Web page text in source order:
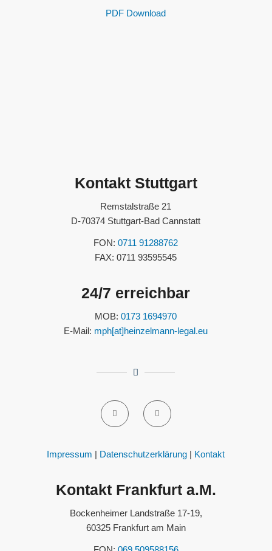
PDF Download
Kontakt Stuttgart
Remstalstraße 21
D-70374 Stuttgart-Bad Cannstatt
FON:0711 91288762
FAX: 0711 93595545
24/7 erreichbar
MOB:0173 1694970
E-Mail: mph[at]heinzelmann-legal.eu
Impressum | Datenschutzerklärung | Kontakt
Kontakt Frankfurt a.M.
Bockenheimer Landstraße 17-19,
60325 Frankfurt am Main